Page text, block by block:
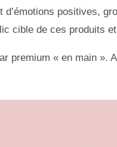
positives,
cible de ces produits
premium « en main ».